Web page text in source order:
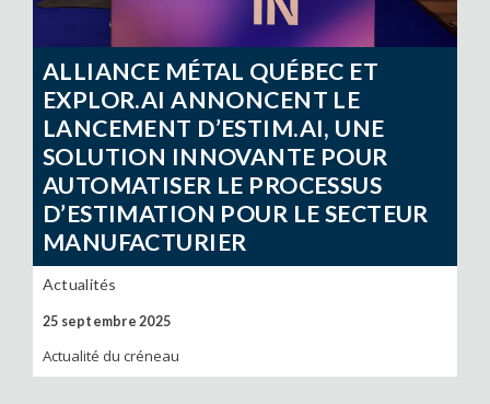
ALLIANCE MÉTAL QUÉBEC ET
EXPLOR.AI ANNONCENT LE
LANCEMENT D’ESTIM.AI, UNE
SOLUTION INNOVANTE POUR
AUTOMATISER LE PROCESSUS
D’ESTIMATION POUR LE SECTEUR
MANUFACTURIER
Actualités
25 septembre 2025
Actualité du créneau